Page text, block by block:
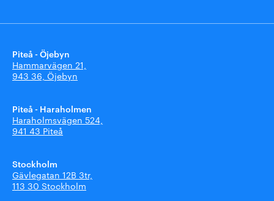
Piteå - Öjebyn
Hammarvägen 21,
943 36, Öjebyn
Piteå - Haraholmen
Haraholmsvägen 524,
941 43 Piteå
Stockholm
Gävlegatan 12B 3tr,
113 30 Stockholm